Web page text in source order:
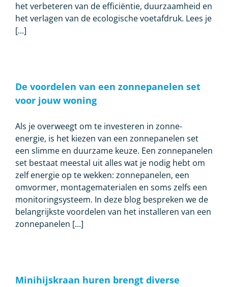
het verbeteren van de efficiëntie, duurzaamheid en
het verlagen van de ecologische voetafdruk. Lees je
[...]
De voordelen van een zonnepanelen set
voor jouw woning
Als je overweegt om te investeren in zonne-
energie, is het kiezen van een zonnepanelen set
een slimme en duurzame keuze. Een zonnepanelen
set bestaat meestal uit alles wat je nodig hebt om
zelf energie op te wekken: zonnepanelen, een
omvormer, montagematerialen en soms zelfs een
monitoringsysteem. In deze blog bespreken we de
belangrijkste voordelen van het installeren van een
zonnepanelen [...]
Minihijskraan huren brengt diverse